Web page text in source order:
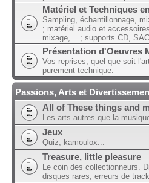
Matériel et Techniques
Sampling, échantillonnage,
; matériel audio et
mixage,... ; supports CD,
Présentation d'Oeuvres
Vos reprises, quel que soit
purement technique.
Passions, Arts et
All of These things and
Les arts autres que la
Jeux
Quiz, kamoulox...
Treasure, little pleasure
Le coin des collectionneurs.
disques rares, erreurs de